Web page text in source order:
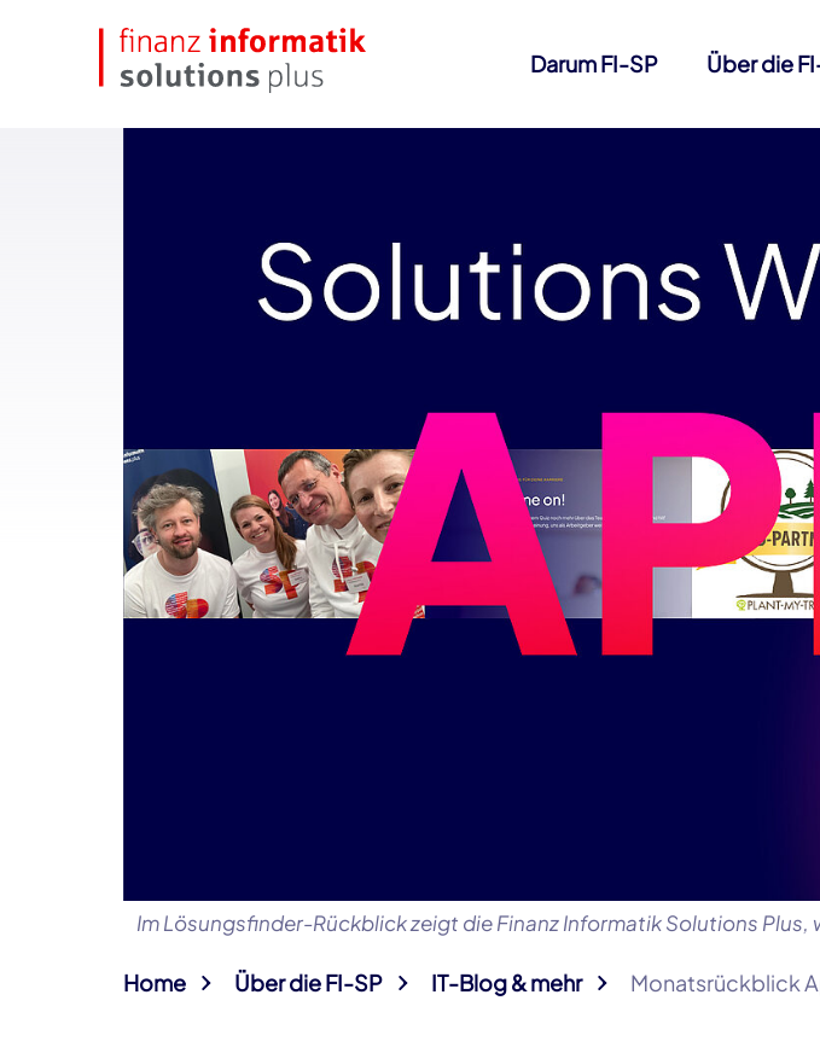
Darum FI-SP Über die
Im Lösungsfinder-Rückblick zeigt die Finanz Informatik Solutions Plus,
Home Über die FI-SP IT-Blog & mehr Monatsrückblick